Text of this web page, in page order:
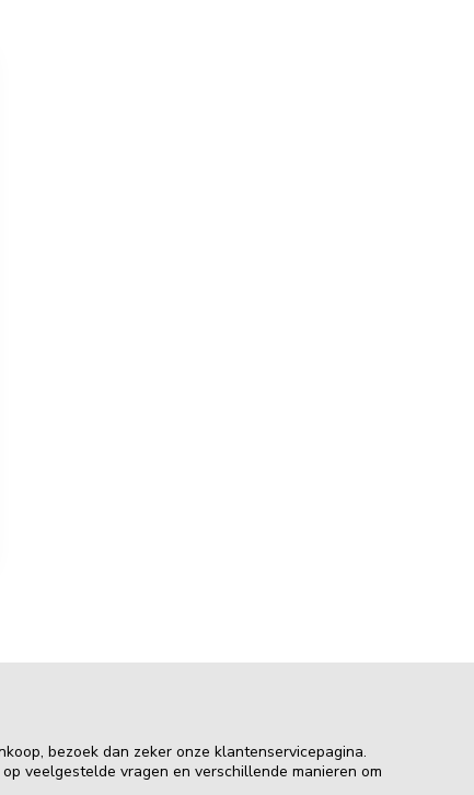
bezoek dan zeker onze klantenservicepagina.
veelgestelde vragen en verschillende manieren om